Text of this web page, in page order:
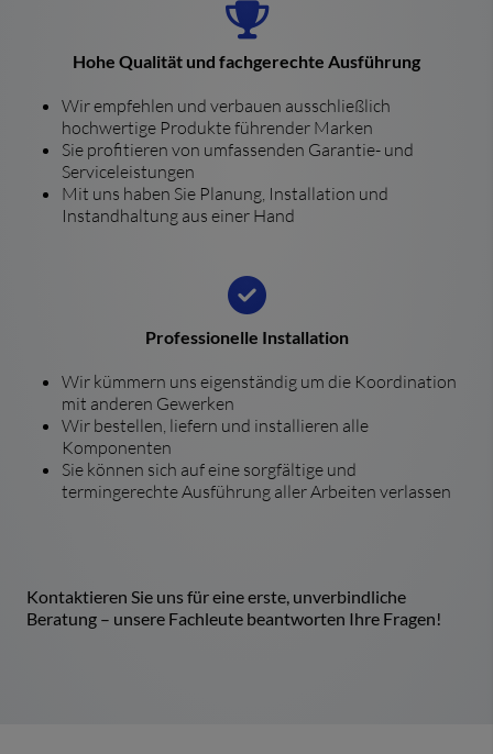
Hohe Qualität und fachgerechte Ausführung
Wir empfehlen und verbauen ausschließlich
hochwertige Produkte führender Marken
Sie profitieren von umfassenden Garantie- und
Serviceleistungen
Mit uns haben Sie Planung, Installation und
Instandhaltung aus einer Hand
Professionelle Installation
Wir kümmern uns eigenständig um die Koordination
mit anderen Gewerken
Wir bestellen, liefern und installieren alle
Komponenten
Sie können sich auf eine sorgfältige und
termingerechte Ausführung aller Arbeiten verlassen
Kontaktieren Sie uns für eine erste, unverbindliche
Beratung – unsere Fachleute beantworten Ihre Fragen!